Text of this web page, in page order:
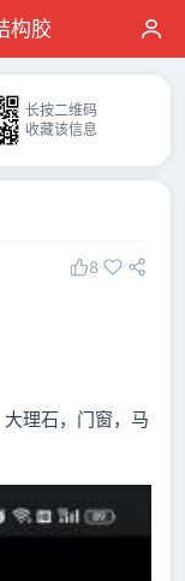
构胶
长按二维码
收藏该信息
8
理石，门窗，马